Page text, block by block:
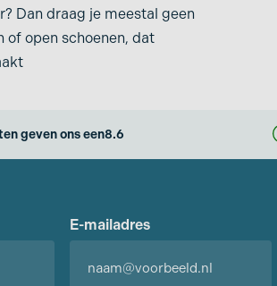
Dan draag je meestal geen
of open schoenen, dat
geven ons een8.6
E-mailadres